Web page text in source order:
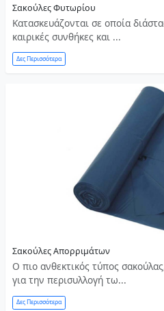
Σακούλες Φυτωρίου
Κατασκευάζονται σε οποία
καιρικές συνθήκες και ...
Δες Περισσότερα
Σακούλες Απορριμάτων
Ο πιο ανθεκτικός τύπος
για την περισυλλογή τω...
Δες Περισσότερα